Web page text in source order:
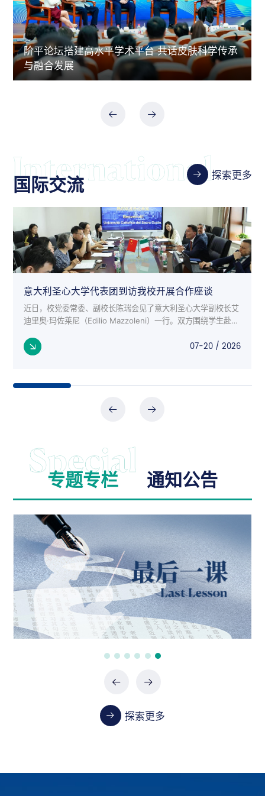
阶平论坛搭建高水平学术平台 共话皮肤科学传承
与融合发展
国际交流 探索更多
意大利圣心大学代表团到访我校开展合作座谈
近日，校党委常委、副校长陈瑞会见了意大利圣心大学副校长艾
迪里奥·玛佐莱尼（Edilio Mazzoleni）一行。双方围绕学生赴意
利来...
07-20 / 2026
专题专栏 通知公告
探索更多
政府采购项目（0747-2660SCCZD088）中标结
果公告
07-24 / 2026
政府采购项目（XHTC-HW-2026-0487）中标结
果公告
政府采购项目（XHTC-HW-2026-0485）中标结
首都医科大学2023-2024学年本科教学质量报告